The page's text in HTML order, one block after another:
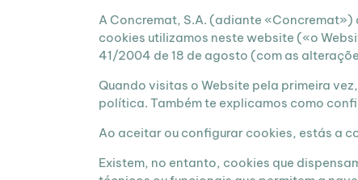
A Concremat, S.A. (adiante «Concremat»)
cookies utilizamos neste website («o
41/2004 de 18 de agosto (com as
Quando visitas o Website pela primeira
política. Também te explicamos como
Ao aceitar ou configurar cookies, estás a
Existem, no entanto, cookies que